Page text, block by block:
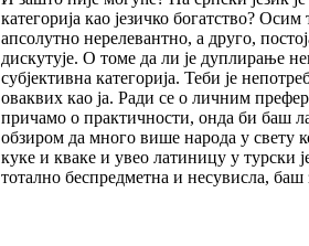
категорија као језичко богатство?
апсолутно нерелевантно, а друго,
дискутује. О томе да ли је дуплирање
субјективна категорија. Теби је
оваквих као ја. Ради се о личним
причамо о практичности, онда би баш
обзиром да много више народа у свету
куке и кваке и увео латиницу у турски
тотално беспредметна и несувисла, баш